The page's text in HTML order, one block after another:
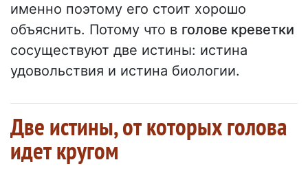
именно поэтому его стоит хорошо
объяснить. Потому что в голове креветки
сосуществуют две истины: истина
удовольствия и истина биологии.
Две истины, от которых голова
идет кругом